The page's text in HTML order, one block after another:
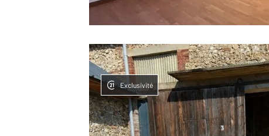
Exclusivité